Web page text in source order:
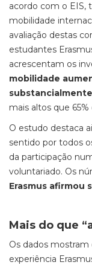
acordo com o EIS,
mobilidade
avaliação destas
estudantes
acrescentam os
mobilidade
mais altos que
O estudo destaca
sentido por todos
da participação
voluntariado. Os
Erasmus afirmou
Mais do que
Os dados
experiência